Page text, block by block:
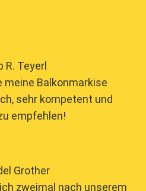
R. Teyerl
meine Balkonmarkise
sehr kompetent und
empfehlen!
Grother
zweimal nach unserem